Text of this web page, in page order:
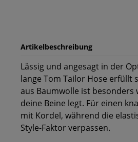
Artikelbeschreibung
Lässig und angesagt in der
lange Tom Tailor Hose erfüllt
aus Baumwolle ist
deine Beine legt. Für einen
mit Kordel, während die
Style-Faktor verpassen.